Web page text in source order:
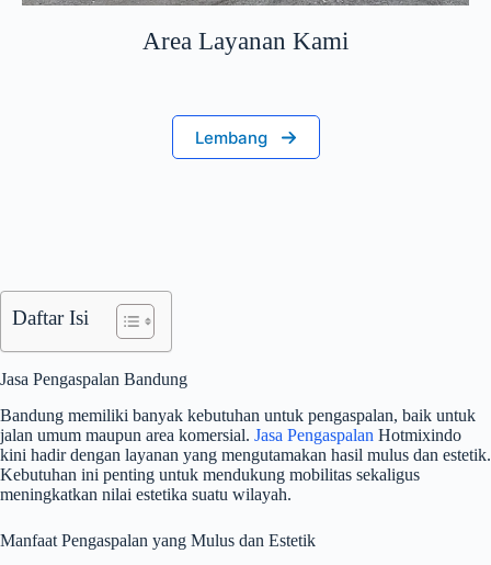
Area Layanan Kami
Lembang
Daftar Isi
Jasa Pengaspalan Bandung
Bandung memiliki banyak kebutuhan untuk pengaspalan, baik untuk
jalan umum maupun area komersial. Jasa Pengaspalan Hotmixindo
kini hadir dengan layanan yang mengutamakan hasil mulus dan estetik.
Kebutuhan ini penting untuk mendukung mobilitas sekaligus
meningkatkan nilai estetika suatu wilayah.
Manfaat Pengaspalan yang Mulus dan Estetik